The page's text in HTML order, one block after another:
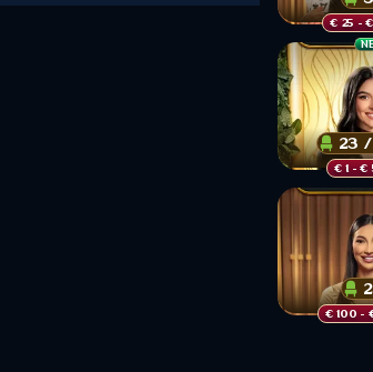
€ 25 - €
€ 1 - €
23
€ 100 -